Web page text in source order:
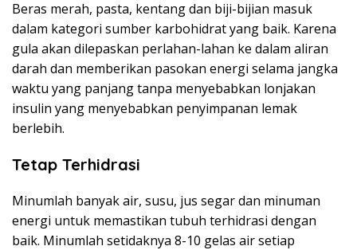
Beras merah, pasta, kentang dan biji-bijian masuk
dalam kategori sumber karbohidrat yang baik. Karena
gula akan dilepaskan perlahan-lahan ke dalam aliran
darah dan memberikan pasokan energi selama jangka
waktu yang panjang tanpa menyebabkan lonjakan
insulin yang menyebabkan penyimpanan lemak
berlebih.
Tetap Terhidrasi
Minumlah banyak air, susu, jus segar dan minuman
energi untuk memastikan tubuh terhidrasi dengan
baik. Minumlah setidaknya 8-10 gelas air setiap